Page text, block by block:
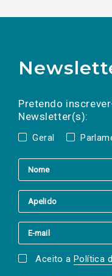
Pretendo
Newsletter(s):
Geral
a(s) newsletter(s).
mail
Aceito a Política